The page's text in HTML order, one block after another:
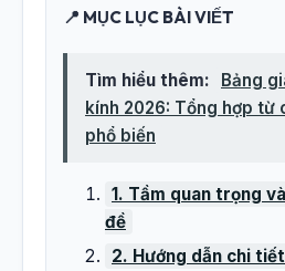
📍 MỤC LỤC BÀI VIẾT
Tìm hiểu thêm:
Bảng
kính 2026: Tổng hợp từ
phổ biến
1. Tầm quan trọng
đề
2. Hướng dẫn chi